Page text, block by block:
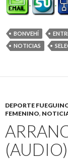
BONVEHÍ
NOTICIAS
DEPORTE
FEMENINO,
(AUDIO)